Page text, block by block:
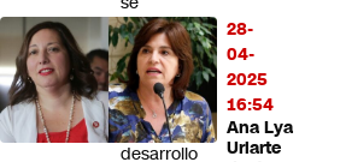
28-
04-
2025
16:54
Ana Lya
Uriarte
transforma
en
un
motor
de
desarrollo